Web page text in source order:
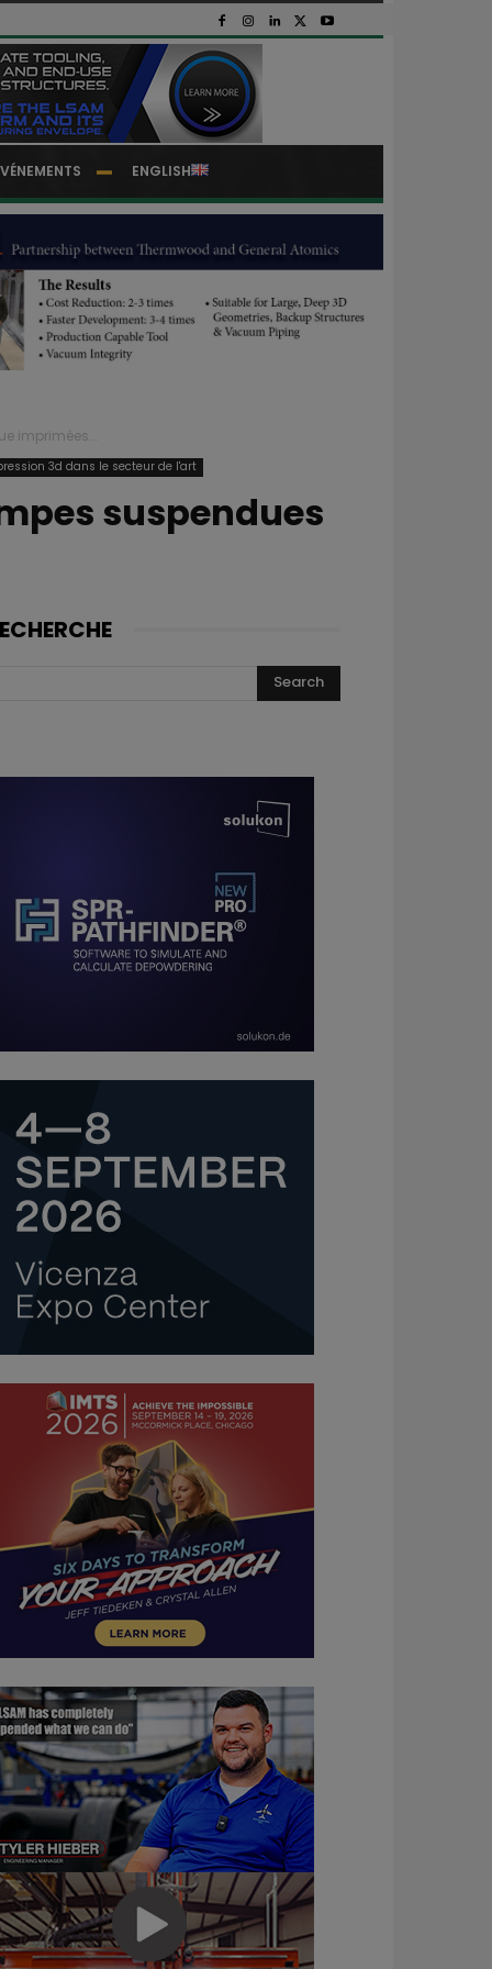
ENGLISH
imprimées...
3d dans le secteur de l'art
suspendues